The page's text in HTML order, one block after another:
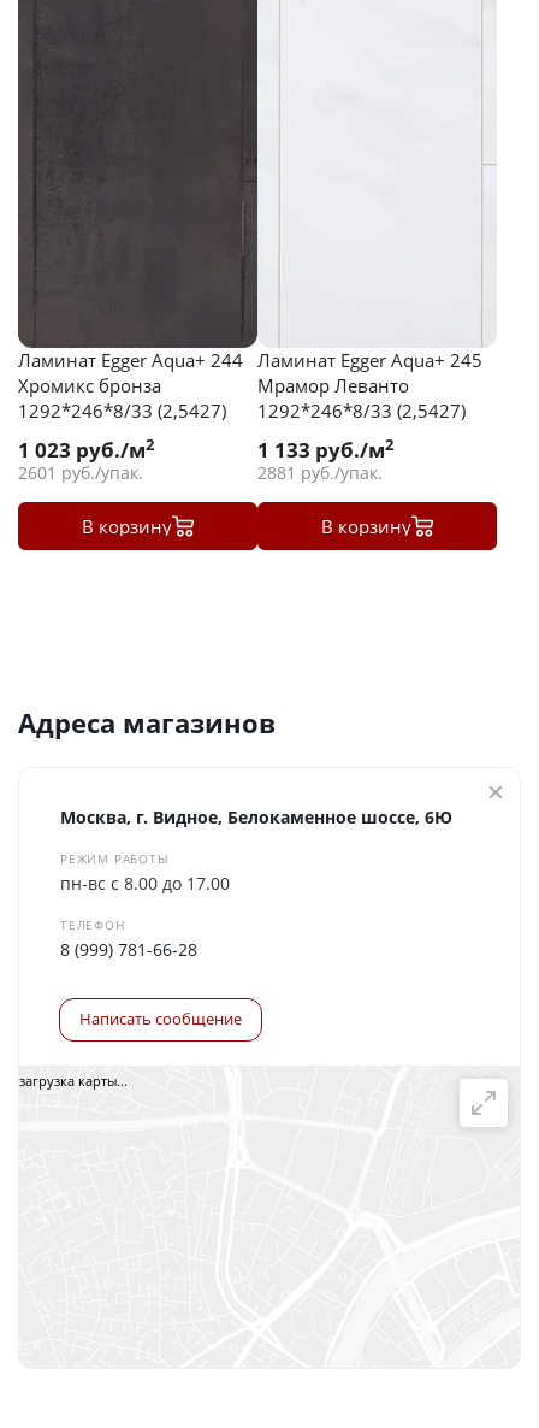
Ламинат Egger Aqua+ 244
Хромикс бронза
1292*246*8/33 (2,5427)
1 023 руб./м2
2601 руб./упак.
В корзину
Ламинат Egger Aqua+ 245
Мрамор Леванто
1292*246*8/33 (2,5427)
1 133 руб./м2
2881 руб./упак.
В корзину
Адреса магазинов
Москва, г. Видное, Белокаменное шоссе, 6Ю
РЕЖИМ РАБОТЫ
пн-вс с 8.00 до 17.00
ТЕЛЕФОН
8 (999) 781-66-28
Написать сообщение
загрузка карты...